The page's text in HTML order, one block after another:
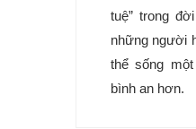
tuệ” trong
những người
thể sống
bình an hơn.